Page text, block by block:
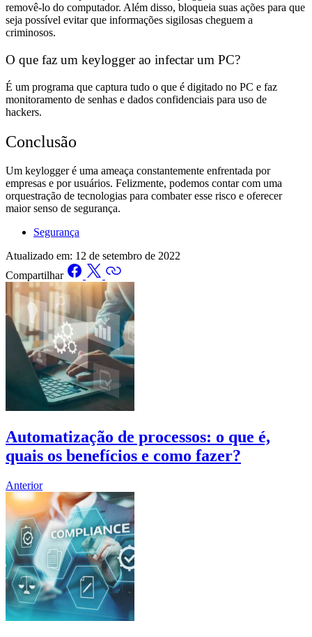
removê-lo do computador. Além disso, bloqueia suas ações para que
seja possível evitar que informações sigilosas cheguem a
criminosos.
O que faz um keylogger ao infectar um PC?
É um programa que captura tudo o que é digitado no PC e faz
monitoramento de senhas e dados confidenciais para uso de
hackers.
Conclusão
Um keylogger é uma ameaça constantemente enfrentada por
empresas e por usuários. Felizmente, podemos contar com uma
orquestração de tecnologias para combater esse risco e oferecer
maior senso de segurança.
Segurança
Atualizado em: 12 de setembro de 2022
Compartilhar
Automatização de processos: o que é,
quais os benefícios e como fazer?
Anterior